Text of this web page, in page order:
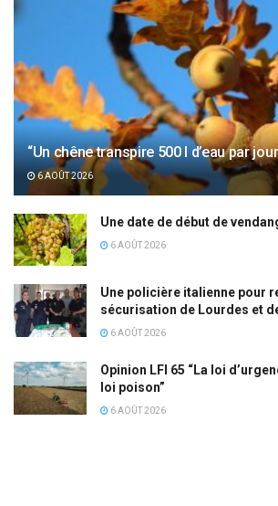
“Un chêne transpire 500 l d’eau par
6 AOÛT 2026
Une date de début de
6 AOÛT 2026
Une policière italienne pour
sécurisation de Lourdes et
6 AOÛT 2026
Opinion LFI 65 “La loi
loi poison”
6 AOÛT 2026